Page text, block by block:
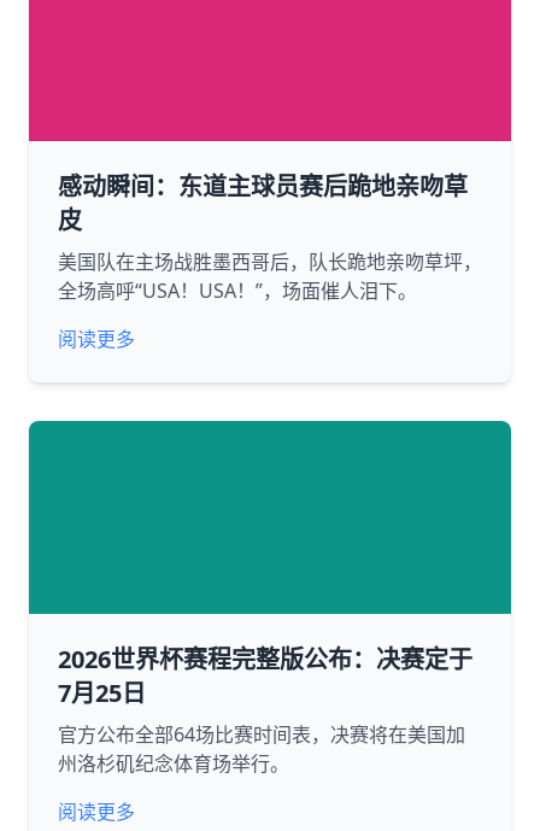
感动瞬间：东道主球员赛后跪地亲吻草
皮
美国队在主场战胜墨西哥后，队长跪地亲吻草坪，
全场高呼“USA！USA！”，场面催人泪下。
阅读更多
2026世界杯赛程完整版公布：决赛定于
7月25日
官方公布全部64场比赛时间表，决赛将在美国加
州洛杉矶纪念体育场举行。
阅读更多